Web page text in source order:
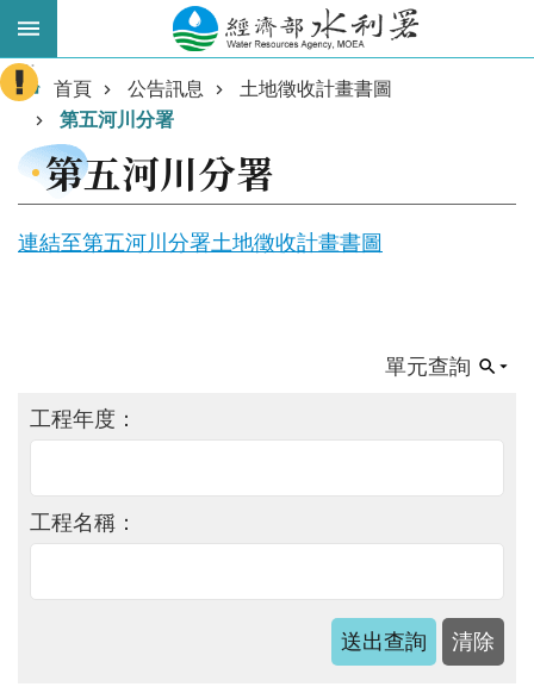
跳到主要內容區塊
進
階
搜
尋
業
主
軸
:::
首頁 公告訊息
土地徵收計畫書圖
第五河川分署
第五河川分署
連結至第五河川分署土地徵收計畫書圖
單元查詢
工程年度：
工程名稱：